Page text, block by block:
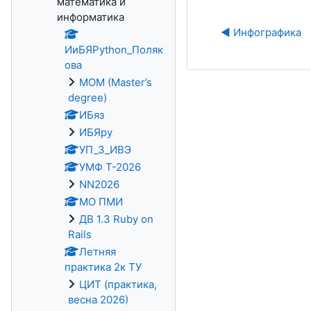
◀︎ Инфографика
информатика
ИиБЯPython_Поляк
ова
MOM (Master’s
degree)
ИБяз
ИБЯpy
УП_3_ИВЭ
УМФ Т-2026
NN2026
МО ПМИ
ДВ 1.3 Ruby on
Rails
Летняя
практика 2к ТУ
ЦИТ (практика,
весна 2026)